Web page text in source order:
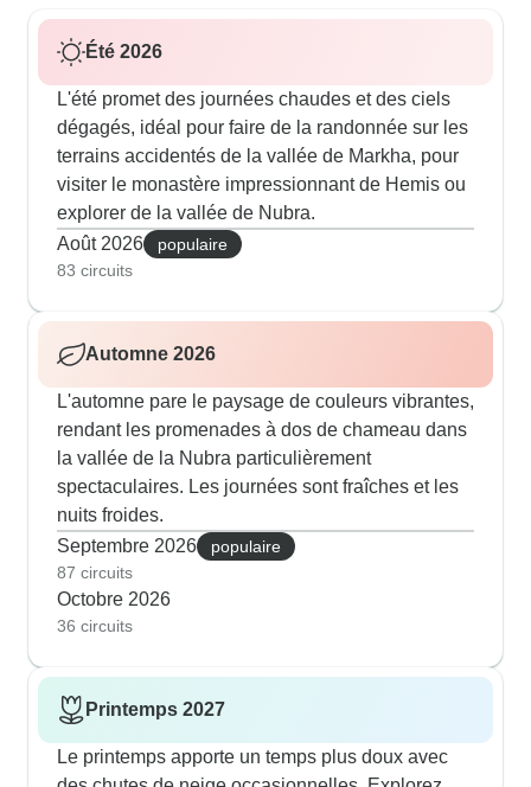
Été 2026
L'été promet des journées chaudes et des ciels
dégagés, idéal pour faire de la randonnée sur les
terrains accidentés de la vallée de Markha, pour
visiter le monastère impressionnant de Hemis ou
explorer de la vallée de Nubra.
Août 2026
populaire
83 circuits
Automne 2026
L'automne pare le paysage de couleurs vibrantes,
rendant les promenades à dos de chameau dans
la vallée de la Nubra particulièrement
spectaculaires. Les journées sont fraîches et les
nuits froides.
Septembre 2026
populaire
87 circuits
Octobre 2026
36 circuits
Printemps 2027
Le printemps apporte un temps plus doux avec